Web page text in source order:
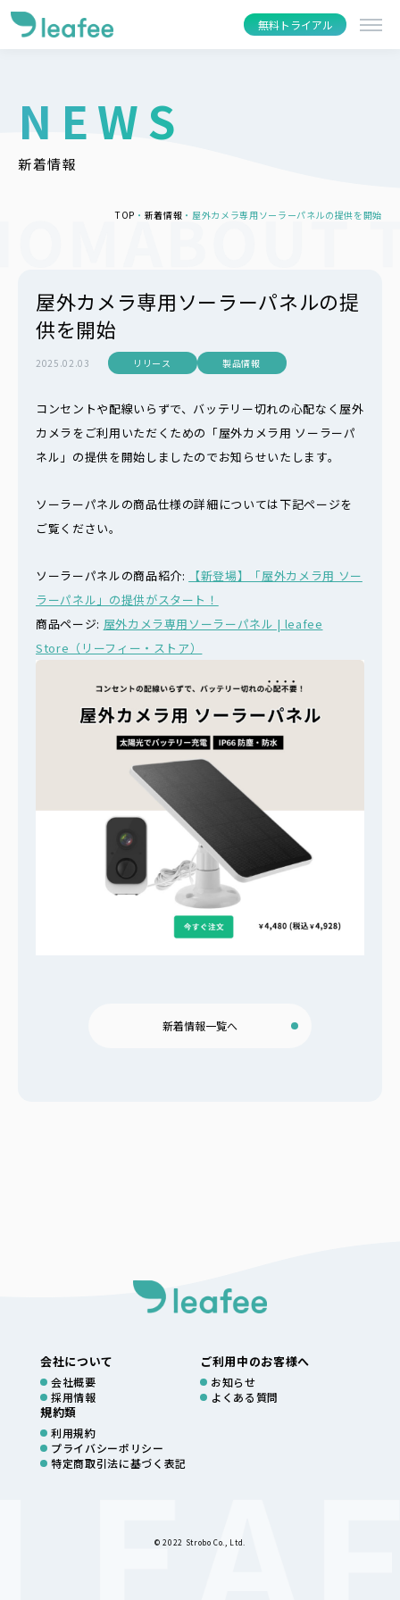
無料トライアル
NEWS
新着情報
TOP 新着情報 屋外カメラ専用ソーラーパネルの提供を開始
屋外カメラ専用ソーラーパネルの提
供を開始
2025.02.03 リリース 製品情報
コンセントや配線いらずで、バッテリー切れの心配なく屋外
カメラをご利用いただくための「屋外カメラ用 ソーラーパ
ネル」の提供を開始しましたのでお知らせいたします。
ソーラーパネルの商品仕様の詳細については下記ページを
ご覧ください。
ソーラーパネルの商品紹介:
【新登場】「屋外カメラ用 ソー
ラーパネル」の提供がスタート！
商品ページ: 屋外カメラ専用ソーラーパネル | leafee
Store（リーフィー・ストア）
新着情報一覧へ
会社について
会社概要
採用情報
ご利用中のお客様へ
お知らせ
よくある質問
規約類
利用規約
プライバシーポリシー
特定商取引法に基づく表記
© 2022 Strobo Co., Ltd.